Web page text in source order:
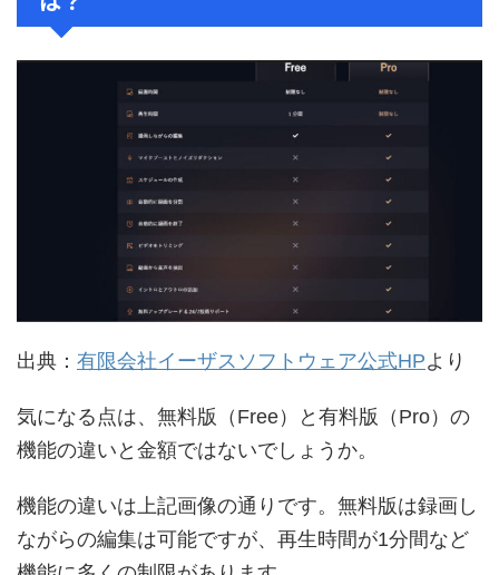
出典： 有限会社イーザスソフトウェア公式HPより
気になる点は、無料版（Free）と有料版（Pro）の
機能の違いと金額ではないでしょうか。
機能の違いは上記画像の通りです。無料版は録画し
ながらの編集は可能ですが、再生時間が1分間など